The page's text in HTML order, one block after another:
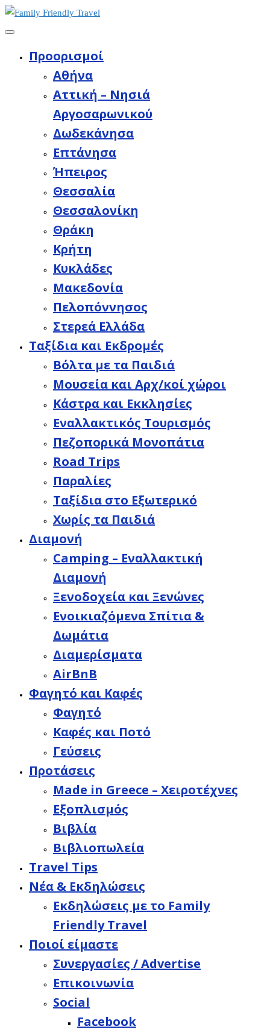
Προορισμοί
Aθήνα
Αττική – Νησιά
Αργοσαρωνικού
Δωδεκάνησα
Επτάνησα
Ήπειρος
Θεσσαλία
Θεσσαλονίκη
Θράκη
Κρήτη
Κυκλάδες
Μακεδονία
Πελοπόννησος
Στερεά Ελλάδα
Ταξίδια και Εκδρομές
Βόλτα με τα Παιδιά
Μουσεία και Αρχ/κοί χώροι
Κάστρα και Εκκλησίες
Εναλλακτικός Τουρισμός
Πεζοπορικά Μονοπάτια
Road Trips
Παραλίες
Ταξίδια στο Εξωτερικό
Χωρίς τα Παιδιά
Διαμονή
Camping – Εναλλακτική
Διαμονή
Ξενοδοχεία και Ξενώνες
Ενοικιαζόμενα Σπίτια &
Δωμάτια
Διαμερίσματα
AirBnB
Φαγητό και Καφές
Φαγητό
Καφές και Ποτό
Γεύσεις
Προτάσεις
Made in Greece – Χειροτέχνες
Εξοπλισμός
Βιβλία
Βιβλιοπωλεία
Travel Tips
Νέα & Εκδηλώσεις
Εκδηλώσεις με το Family
Friendly Travel
Ποιοί είμαστε
Συνεργασίες / Advertise
Επικοινωνία
Social
Facebook